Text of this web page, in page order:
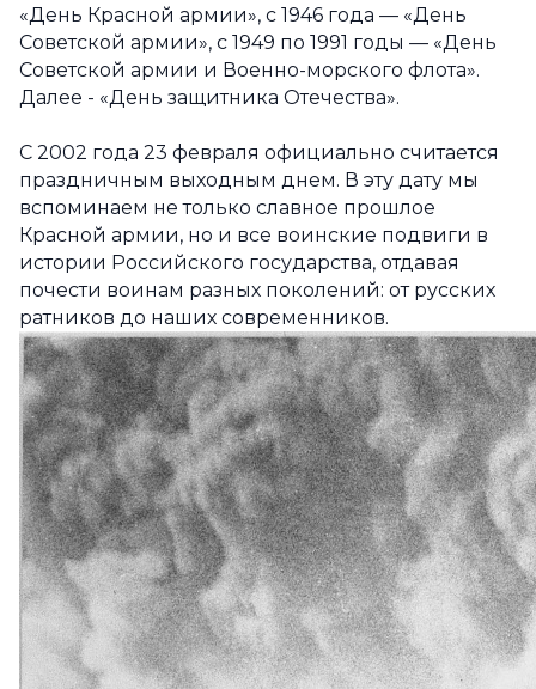
«День Красной армии», с 1946 года — «День
Советской армии», с 1949 по 1991 годы — «День
Советской армии и Военно-морского флота».
Далее - «День защитника Отечества».
С 2002 года 23 февраля официально считается
праздничным выходным днем. В эту дату мы
вспоминаем не только славное прошлое
Красной армии, но и все воинские подвиги в
истории Российского государства, отдавая
почести воинам разных поколений: от русских
ратников до наших современников.